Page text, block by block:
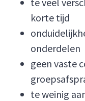
korte tijd
onderdelen
geen vaste
te weinig